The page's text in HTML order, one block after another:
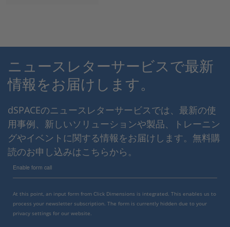
ニュースレターサービスで最新
情報をお届けします。
dSPACEのニュースレターサービスでは、最新の使
用事例、新しいソリューションや製品、トレーニン
グやイベントに関する情報をお届けします。無料購
読のお申し込みはこちらから。
Enable form call
At this point, an input form from Click Dimensions is integrated. This enables us to
process your newsletter subscription. The form is currently hidden due to your
privacy settings for our website.